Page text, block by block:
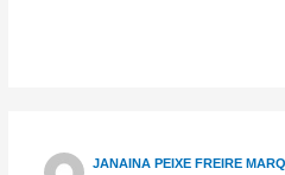
JANAINA PEIXE FREIRE